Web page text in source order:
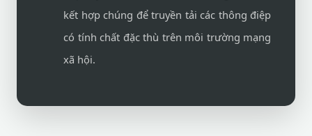
kết hợp chúng để truyền tải các thông điệp
có tính chất đặc thù trên môi trường mạng
xã hội.